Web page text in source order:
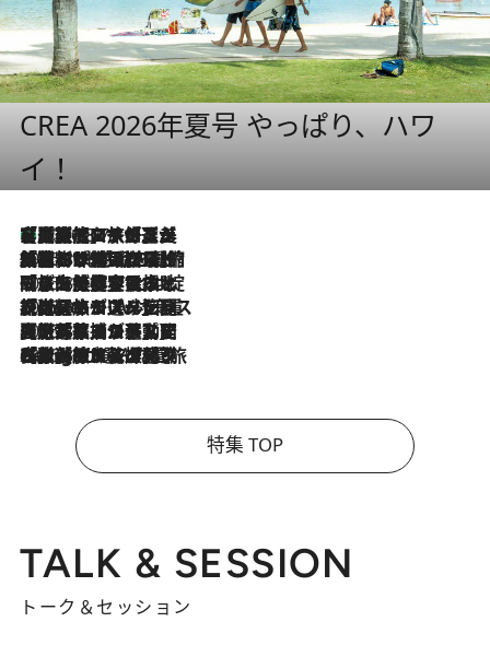
CREA 2026年夏号 やっぱり、ハワ
イ！
2026.8.7
【厳選旅コスメ】「多機能アイテムがメイン！」旅好き美容エディターが選んだ夏旅ベストコスメを発表【Mサイズジップ】
2026.8.6
「荷物が増えるほど旅ストレスは増す」美容ジャーナリストがたどり着いた最終結論。“化粧品を劇的に減らす”感動の凝縮美容とは
2026.8.6
「旅先には金髪ウィッグを持参」日本と同じメイクでは損してる!? 美容ジャーナリストが提案する“掟破りの旅美容”とは
2026.8.6
【厳選旅コスメ】「身軽さ＆UV対策重視！」ヘアアーティストshucoが選んだ夏旅ベストコスメを発表【Mサイズジップ】
2026.8.5
【厳選旅コスメ】国内をあちこち移動する河井菜摘が選んだ夏旅ベストコスメ発表！「リラックスアイテムはマスト」【Mサイズジップ】
2026.8.4
【厳選旅コスメ】「紫外線＆乾燥対策しながらメイク感も！」ヘア＆メイクGeorgeが選んだ夏旅ベストコスメを発表！【Mサイズジップ】
特集 TOP
TALK & SESSION
トーク＆セッション